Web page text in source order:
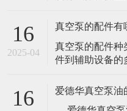
普旭真空泵通常
通过机械运动将
真空泵在应用中
作压
16
2025-04
真空泵的配件有
真空泵的配件种
件到辅助设备的
心部件，通过压
16
爱德华真空泵油